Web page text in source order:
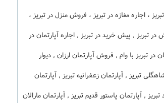
، اجاره مغازه در تبریز ، فروش منزل در تبریز ،
تبریز , پیش خرید در تبریز , اجاره آپارتمان در
تبریز با وام , فروش آپارتمان ارزان , دیوار
تبریز , آپارتمان زعفرانیه تبریز , آپارتمان
, آپارتمان پاستور قدیم تبریز , آپارتمان مارالان